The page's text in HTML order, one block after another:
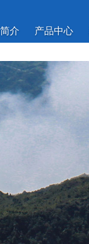
介 产品中心